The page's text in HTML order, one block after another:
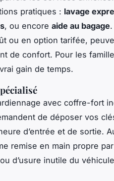
pratiques : lavage
, ou encore aide au bagage
ou en option tarifée,
de confort. Pour les
gain de temps.
avec coffre-fort
de déposer vos
d’entrée et de sortie.
remise en main propre
d’usure inutile du